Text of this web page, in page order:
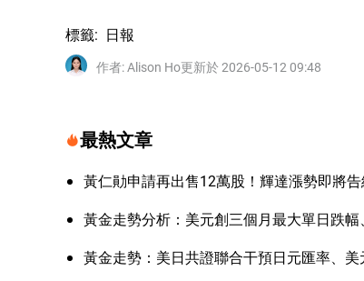
標籤: 日報
作者:Alison Ho更新於 2026-05-12 09:48
最熱文章
黃仁勛申請再出售12萬股！輝達漲勢即將
黃金走勢分析：美元創三個月最大單日跌
黃金走勢：美日共證聯合干預日元匯率、